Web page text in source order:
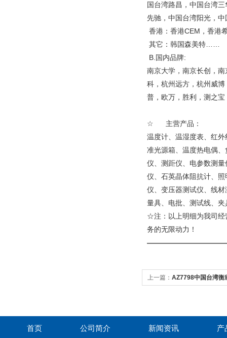
国台湾路昌，中国台湾
先驰，中国台湾阳光，
香港：香港CEM，香港
其它：韩国森美特……
B.国内品牌:
南京大学，南京长创，
科，杭州远方，杭州威
普，欧万，胜利，测之
☆ 主营产品：
温度计、温湿度表、红
准光源箱、温度热电偶
仪、测距仪、电参数测
仪、石英晶体阻抗计、
仪、变压器测试仪、线
量具、电批、测试线、
☆注：以上明细为我司经
务的无限动力！
上一篇： AZ7798中国台湾衡
首页 公司简介 新闻资讯 产